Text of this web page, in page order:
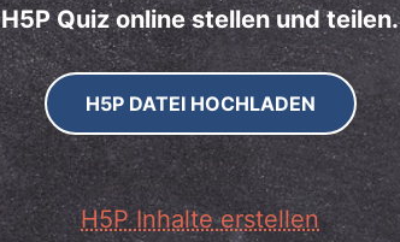
H5P Quiz online stellen und teilen.
H5P DATEI HOCHLADEN
H5P Inhalte erstellen